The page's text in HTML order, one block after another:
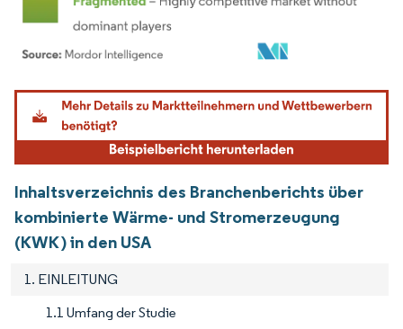
Bild © Mordor Intelligence. Wiederverwendung erfordert Namensnennung gemäß
Inhaltsverzeichnis des Branchenberichts über
kombinierte Wärme- und Stromerzeugung
(KWK) in den USA
1. EINLEITUNG
1.1 Umfang der Studie